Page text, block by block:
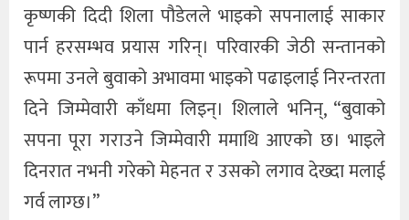
कृष्णकी दिदी शिला पौडेलले भाइको सपनालाई साकार
पार्न हरसम्भव प्रयास गरिन्। परिवारकी जेठी सन्तानको
रूपमा उनले बुवाको अभावमा भाइको पढाइलाई निरन्तरता
दिने जिम्मेवारी काँधमा लिइन्। शिलाले भनिन्, “बुवाको
सपना पूरा गराउने जिम्मेवारी ममाथि आएको छ। भाइले
दिनरात नभनी गरेको मेहनत र उसको लगाव देख्दा मलाई
गर्व लाग्छ।”